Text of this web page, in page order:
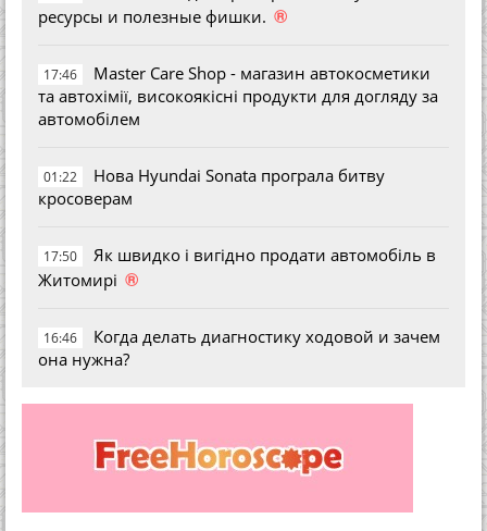
ресурсы и полезные фишки. ®
17:46
Master Care Shop - магазин автокосметики
та автохімії, високоякісні продукти для догляду за
автомобілем
01:22
Нова Hyundai Sonata програла битву
кросоверам
17:50
Як швидко і вигідно продати автомобіль в
Житомирі ®
16:46
Когда делать диагностику ходовой и зачем
она нужна?